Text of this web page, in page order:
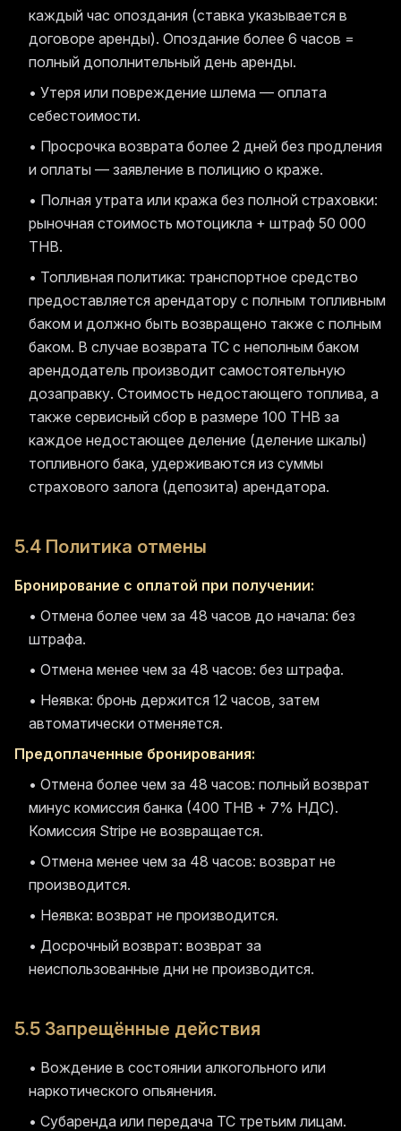
каждый час опоздания (ставка указывается в
договоре аренды). Опоздание более 6 часов =
полный дополнительный день аренды.
• Утеря или повреждение шлема — оплата
себестоимости.
• Просрочка возврата более 2 дней без продления
и оплаты — заявление в полицию о краже.
• Полная утрата или кража без полной страховки:
рыночная стоимость мотоцикла + штраф 50 000
THB.
• Топливная политика: транспортное средство
предоставляется арендатору с полным топливным
баком и должно быть возвращено также с полным
баком. В случае возврата ТС с неполным баком
арендодатель производит самостоятельную
дозаправку. Стоимость недостающего топлива, а
также сервисный сбор в размере 100 THB за
каждое недостающее деление (деление шкалы)
топливного бака, удерживаются из суммы
страхового залога (депозита) арендатора.
5.4 Политика отмены
Бронирование с оплатой при получении:
• Отмена более чем за 48 часов до начала: без
штрафа.
• Отмена менее чем за 48 часов: без штрафа.
• Неявка: бронь держится 12 часов, затем
автоматически отменяется.
Предоплаченные бронирования:
• Отмена более чем за 48 часов: полный возврат
минус комиссия банка (400 THB + 7% НДС).
Комиссия Stripe не возвращается.
• Отмена менее чем за 48 часов: возврат не
производится.
• Неявка: возврат не производится.
• Досрочный возврат: возврат за
неиспользованные дни не производится.
5.5 Запрещённые действия
• Вождение в состоянии алкогольного или
наркотического опьянения.
• Субаренда или передача ТС третьим лицам.